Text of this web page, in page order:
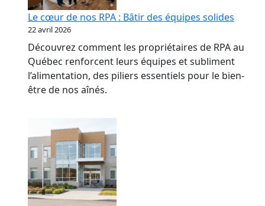
Le cœur de nos RPA : Bâtir des équipes solides
22 avril 2026
Découvrez comment les propriétaires de RPA au
Québec renforcent leurs équipes et subliment
l’alimentation, des piliers essentiels pour le bien-
être de nos aînés.